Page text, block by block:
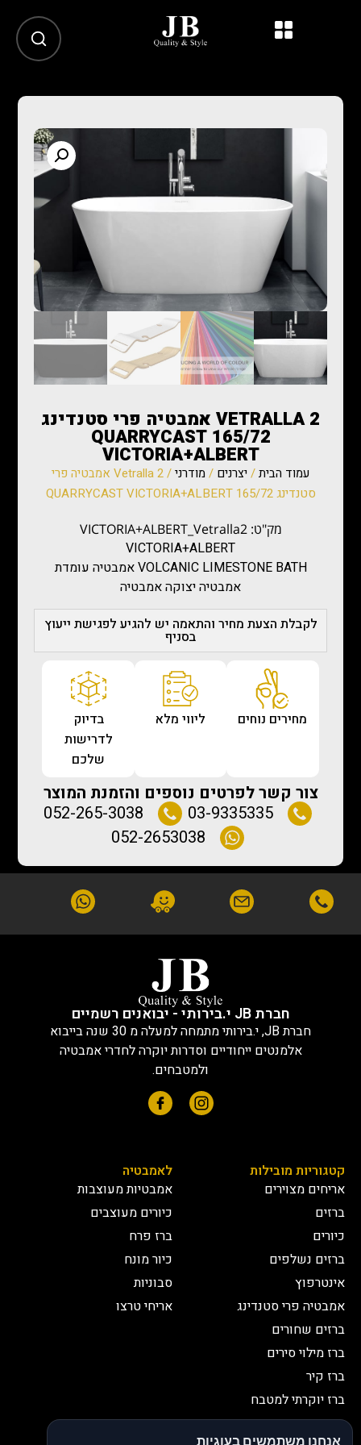
2 VETRALLA אמבטיה פרי סטנדינג
165/72 QUARRYCAST
VICTORIA+ALBERT
עמוד הבית/ יצרנים / מודרני
/ 2 Vetralla אמבטיה פרי
סטנדינג 165/72 QUARRYCAST VICTORIA+ALBERT
מק"ט: VICTORIA+ALBERT_Vetralla2
VICTORIA+ALBERT
VOLCANIC LIMESTONE BATH אמבטיה עומדת
אמבטיה יצוקה אמבטיה
לקבלת הצעת מחיר והתאמה יש להגיע לפגישת ייעוץ
בסניף
מחירים נוחים ליווי מלא
בדיוק
לדרישות
שלכם
צור קשר לפרטים נוספים והזמנת המוצר
03-9335335
052-265-3038
052-2653038
חברת JB י.בירותי - יבואנים רשמיים
חברת JB, י.בירותי מתמחה למעלה מ 30 שנה בייבוא
אלמנטים ייחודיים וסדרות יוקרה לחדרי אמבטיה
ולמטבחים.
קטגוריות מובילות
אריחים מצוירים
ברזים
כיורים
ברזים נשלפים
אינטרפוץ
אמבטיה פרי סטנדינג
ברזים שחורים
ברז מילוי סירים
ברז קיר
ברז יוקרתי למטבח
לאמבטיה
אמבטיות מעוצבות
כיורים מעוצבים
ברז פרח
כיור מונח
סבוניות
אריחי טרצו
יצירת קשר
אנחנו משתמשים בעוגיות